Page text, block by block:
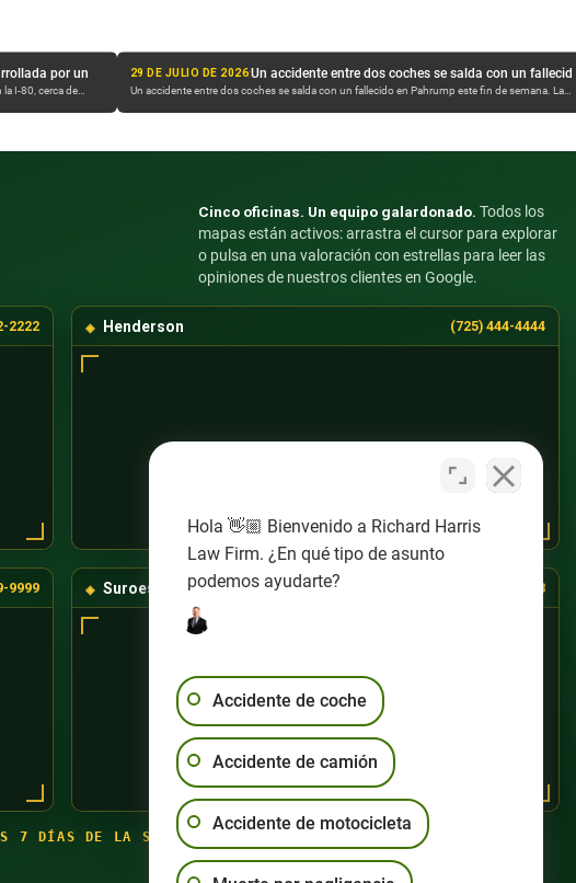
Un accidente entre dos coches se salda con un fallecido en Pahrump este fin de semana
en Pahrump este fin de semana. La
28 DE JULIO DE 2026:
Un presunto caso de conducción bajo los efectos del alcohol deja
Cinco oficinas. Un equipo galardonado. Todos los
mapas están activos: arrastra el cursor para explorar
o pulsa en una valoración con estrellas para leer las
opiniones de nuestros clientes en Google.
2222 Henderson (725) 444-4444
9999 Suroeste de Las Vegas (725) 888-8888
7 DÍAS DE LA SEMANA
Hola 👋🏼 Bienvenido a Richard Harris
Law Firm. ¿En qué tipo de asunto
podemos ayudarte?
Accidente de coche
Accidente de camión
Accidente de motocicleta